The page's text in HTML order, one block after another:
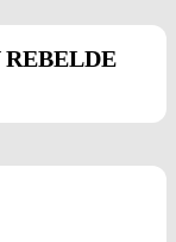
REBELDE